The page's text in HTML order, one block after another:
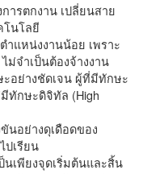
ารตกงาน เปลี่ยนสาย
โนโลยี
ำแหน่งงานน้อย เพราะ
ม่จำเป็นต้องจ้างงาน
ะอย่างชัดเจน ผู้ที่มีทักษะ
ทักษะดิจิทัล (High
นอย่างดุเดือดของ
ปเรียน
นเพียงจุดเริ่มต้นและสิ้น